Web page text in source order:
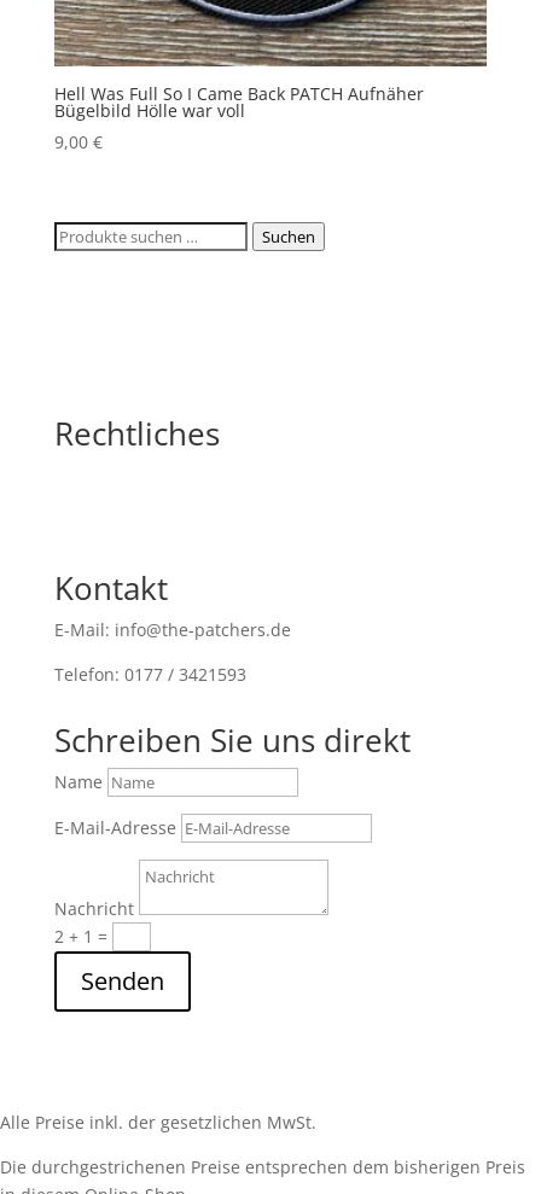
Hell Was Full So I Came Back PATCH Aufnäher
Bügelbild Hölle war voll
9,00 €
Suchen
Suchen
Rechtliches
Kontakt
E-Mail: info@the-patchers.de
Telefon: 0177 / 3421593
Schreiben Sie uns direkt
Name
E-Mail-Adresse
Nachricht
2 + 1 =
Senden
Alle Preise inkl. der gesetzlichen MwSt.
Die durchgestrichenen Preise entsprechen dem bisherigen Preis